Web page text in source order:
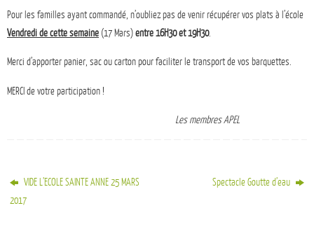
Pour les familles ayant commandé, n’oubliez pas de venir récupérer vos plats à l’école
Vendredi de cette semaine (17 Mars)entre 16H30 et 19H30.
Merci d’apporter panier, sac ou carton pour faciliter le transport de vos barquettes.
MERCI de votre participation !
Les membres APEL
VIDE L’ECOLE SAINTE ANNE 25 MARS
2017
Spectacle Goutte d’eau